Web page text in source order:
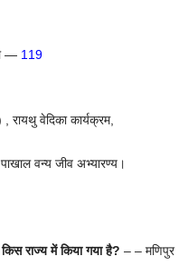
— 119
रायथु वेदिका कार्यक्रम,
वन्य जीव अभ्यारण्य।
राज्य में किया गया है? – – मणिपुर